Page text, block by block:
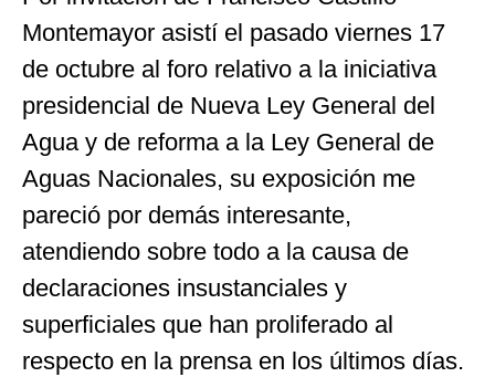
Montemayor asistí el pasado viernes 17
de octubre al foro relativo a la iniciativa
presidencial de Nueva Ley General del
Agua y de reforma a la Ley General de
Aguas Nacionales, su exposición me
pareció por demás interesante,
atendiendo sobre todo a la causa de
declaraciones insustanciales y
superficiales que han proliferado al
respecto en la prensa en los últimos días.